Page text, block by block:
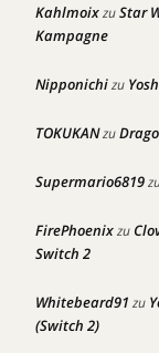
KahlmoixzuStar
Kampagne
Nipponichizu
TOKUKANzu
Supermario6819
FirePhoenixzu
Switch 2
Whitebeard91 zu
(Switch 2)